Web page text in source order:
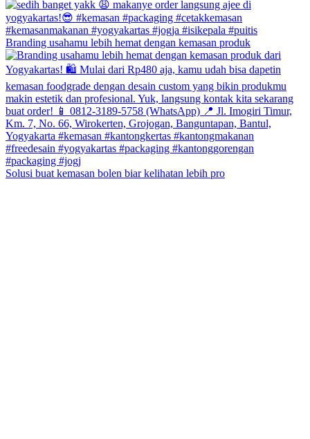
Branding usahamu lebih hemat dengan kemasan produk
Solusi buat kemasan bolen biar kelihatan lebih pro